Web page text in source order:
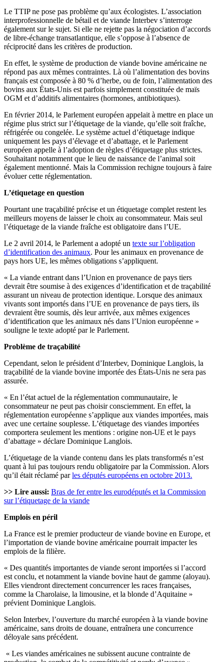
Le TTIP ne pose pas problème qu’aux écologistes. L’association
interprofessionnelle de bétail et de viande Interbev s’interroge
également sur le sujet. Si elle ne rejette pas la négociation d’accords
de libre-échange transatlantique, elle s’oppose à l’absence de
réciprocité dans les critères de production.
En effet, le système de production de viande bovine américaine ne
répond pas aux mêmes contraintes. Là où l’alimentation des bovins
français est composée à 80 % d’herbe, ou de foin, l’alimentation des
bovins aux États-Unis est parfois simplement constituée de maïs
OGM et d’additifs alimentaires (hormones, antibiotiques).
En février 2014, le Parlement européen appelait à mettre en place un
régime plus strict sur l’étiquetage de la viande, qu’elle soit fraîche,
réfrigérée ou congelée. Le système actuel d’étiquetage indique
uniquement les pays d’élevage et d’abattage, et le Parlement
européen appelle à l’adoption de règles d’étiquetage plus strictes.
Souhaitant notamment que le lieu de naissance de l’animal soit
également mentionné. Mais la Commission rechigne toujours à faire
évoluer cette réglementation.
L’étiquetage en question
Pourtant une traçabilité précise et un étiquetage complet restent les
meilleurs moyens de laisser le choix au consommateur. Mais seul
l’étiquetage de la viande fraîche est obligatoire dans l’UE.
Le 2 avril 2014, le Parlement a adopté un texte sur l’obligation
d’identification des animaux. Pour les animaux en provenance de
pays hors UE, les mêmes obligations s’appliquent.
« La viande entrant dans l’Union en provenance de pays tiers
devrait être soumise à des exigences d’identification et de traçabilité
assurant un niveau de protection identique. Lorsque des animaux
vivants sont importés dans l’UE en provenance de pays tiers, ils
devraient être soumis, dès leur arrivée, aux mêmes exigences
d’identification que les animaux nés dans l’Union européenne »
souligne le texte adopté par le Parlement.
Problème de traçabilité
Cependant, selon le président d’Interbev, Dominique Langlois, la
traçabilité de la viande bovine importée des États-Unis ne sera pas
assurée.
« En l’état actuel de la réglementation communautaire, le
consommateur ne peut pas choisir consciemment. En effet, la
réglementation européenne s’applique aux viandes importées, mais
avec une certaine souplesse. L’étiquetage des viandes importées
comportera seulement les mentions : origine non-UE et le pays
d’abattage » déclare Dominique Langlois.
L’étiquetage de la viande contenu dans les plats transformés n’est
quant à lui pas toujours rendu obligatoire par la Commission. Alors
qu’il était réclamé parles députés européens en octobre 2013.
>> Lire aussi: Bras de fer entre les eurodéputés et la Commission
sur l’étiquetage de la viande
Emplois en péril
La France est le premier producteur de viande bovine en Europe, et
l’importation de viande bovine américaine pourrait impacter les
emplois de la filière.
« Des quantités importantes de viande seront importées si l’accord
est conclu, et notamment la viande bovine haut de gamme (aloyau).
Elles viendront directement concurrencer les races françaises,
comme la Charolaise, la limousine, et la blonde d’Aquitaine »
prévient Dominique Langlois.
Selon Interbev, l’ouverture du marché européen à la viande bovine
américaine, sans droits de douane, entraînera une concurrence
déloyale sans précédent.
« Les viandes américaines ne subissent aucune contrainte de